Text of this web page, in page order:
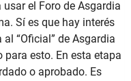
el Foro de Asgardia
Sí es que hay interés
“Oficial” de Asgardia
para esto. En esta etapa
o aprobado. Es